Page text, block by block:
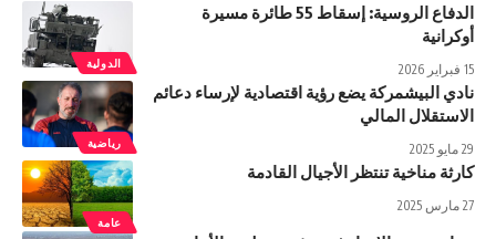
الدولية
الدفاع الروسية: إسقاط 55 طائرة مسيرة
أوكرانية
15 فبراير 2026
رياضية
نادي البيشمركة يضع رؤية اقتصادية لإرساء دعائم
الاستقلال المالي
29 مايو 2025
عامة
كارثة مناخية تنتظر الأجيال القادمة
27 مارس 2025